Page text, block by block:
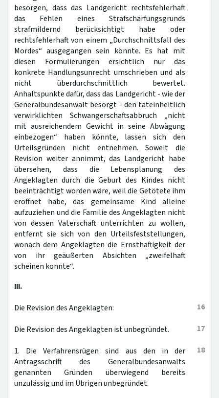
besorgen, dass das Landgericht rechtsfehlerhaft
das Fehlen eines Strafschärfungsgrunds
strafmildernd berücksichtigt habe oder
rechtsfehlerhaft von einem „Durchschnittsfall des
Mordes“ ausgegangen sein könnte. Es hat mit
diesen Formulierungen ersichtlich nur das
konkrete Handlungsunrecht umschrieben und als
nicht überdurchschnittlich bewertet.
Anhaltspunkte dafür, dass das Landgericht - wie der
Generalbundesanwalt besorgt - den tateinheitlich
verwirklichten Schwangerschaftsabbruch „nicht
mit ausreichendem Gewicht in seine Abwägung
einbezogen“ haben könnte, lassen sich den
Urteilsgründen nicht entnehmen. Soweit die
Revision weiter annimmt, das Landgericht habe
übersehen, dass die Lebensplanung des
Angeklagten durch die Geburt des Kindes nicht
beeinträchtigt worden wäre, weil die Getötete ihm
eröffnet habe, das gemeinsame Kind alleine
aufzuziehen und die Familie des Angeklagten nicht
von dessen Vaterschaft unterrichten zu wollen,
entfernt sie sich von den Urteilsfeststellungen,
wonach dem Angeklagten die Ernsthaftigkeit der
von ihr geäußerten Absichten „zweifelhaft
scheinen konnte“.
III.
16
Die Revision des Angeklagten:
17
Die Revision des Angeklagten ist unbegründet.
18
1. Die Verfahrensrügen sind aus den in der
Antragsschrift des Generalbundesanwalts
genannten Gründen überwiegend bereits
unzulässig und im Übrigen unbegründet.